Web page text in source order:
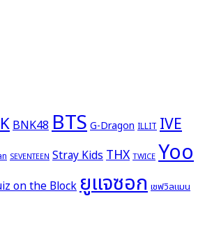
BNK48BTSG-Dragon ILLIT IVE
SEVENTEEN Stray KidsTHX TWICE Yoo
on the Blockยูแจซอก เชฟวิลแมน